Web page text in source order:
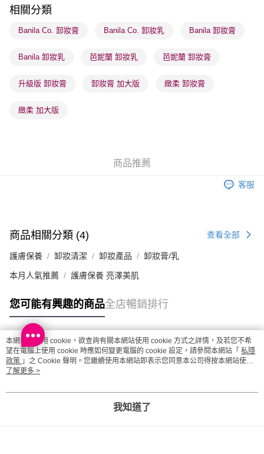
每筆HK$65.00，滿HK$300.00或以上免運費
確認發貨後1-3 工作天送達，訂單將隨機分配至SF順豐速運或京東
每筆HK$65.00，滿HK$300.00或以上免運費
(香港門市) 只顯示可選門市。確認發貨後2-5個工作天到店，3天內
(澳門門市) 只顯示可選門市。確認發貨後2-5個工作天到店，3天內
相關分類
Banila Co. 卸妝膏 Banila Co. 卸妝乳 Banila 卸妝膏
Banila 卸妝乳 芭妮蘭 卸妝乳 芭妮蘭 卸妝膏
升級版 卸妝膏 卸妝膏 加大版 緻柔 卸妝膏
緻柔 加大版
商品推薦
客服
商品相關分類 (4) 查看全部
護膚保養 卸妝清潔 卸妝產品 卸妝膏/乳
本月人氣推薦 護膚保養 亮澤美肌
您可能有興趣的商品全店暢銷排行
熱門標籤
熱銷排行
本網站中使用 cookie，欲查詢有關本網站使用 cookie 方式之詳情，及若您不希
望在電腦上使用 cookie 時應如何變更電腦的 cookie 設定，請參閱本網站「 私隱
政策 」之 Cookie 聲明。您繼續使用本網站即表示您同意本公司得按本網站使用
條款之 Cookie 聲明使用 cookie。
了解更多 >
我知道了